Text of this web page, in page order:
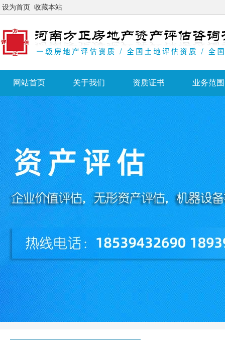
设为首页 收藏本站
网站首页 关于我们 资质证书 业务范围